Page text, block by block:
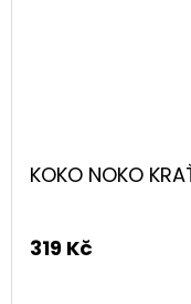
KOKO NOKO
319 Kč